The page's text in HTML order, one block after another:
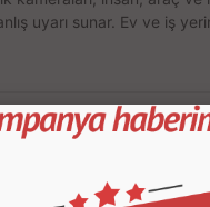
uyarı sunar. Ev ve iş